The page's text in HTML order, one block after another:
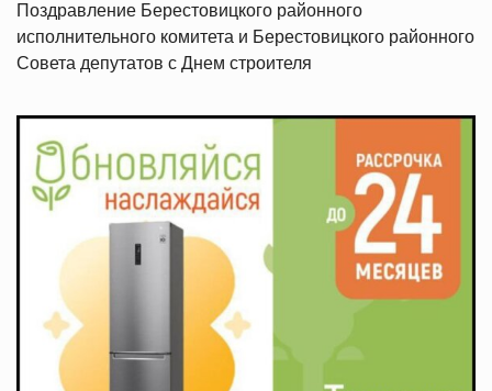
Поздравление Берестовицкого районного
исполнительного комитета и Берестовицкого районного
Совета депутатов с Днем строителя